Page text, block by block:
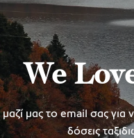
We
μαζί μας το email σας
δόσεις